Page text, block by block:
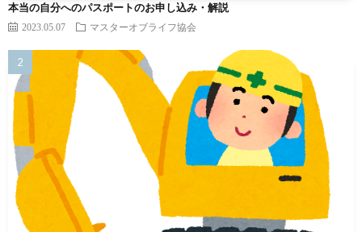
本当の自分へのパスポートのお申し込み・解説
2023.05.07 マスターオブライフ協会